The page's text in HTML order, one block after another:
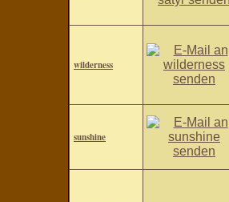
wilderness
sunshine